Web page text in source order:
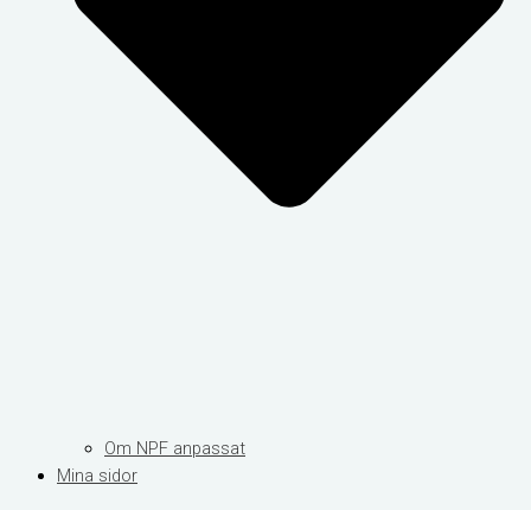
Om NPF anpassat
Mina sidor